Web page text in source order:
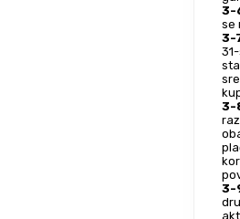
3-
se
3-
3-
3-